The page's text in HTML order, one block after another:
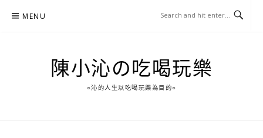
MENU
陳小沁の吃喝玩樂
○沁的人生以吃喝玩樂為目的○